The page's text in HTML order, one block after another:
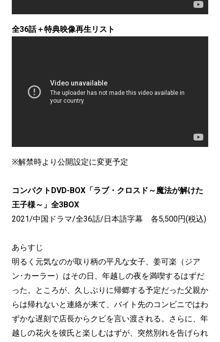
全36話＋特典映像再生リスト
※解禁時より公開設定に変更予定
コンパクトDVD-BOX「ラブ・クロスド～魔法が解けた
王子様～」全3BOX
2021/中国ドラマ/全36話/日本語字幕 各5,500円(税込)
あらすじ
明るく元気なのが取り柄の平凡な女子、姜可楽（ジア
ン･カーラー）はその日、年越しの夜を満喫するはずだ
った。ところが、久しぶりに帰郷する予定だった父親か
らは帰れないと連絡が来て、バイト先のコンビニではわ
ずかな遅刻で店長からクビを言い渡される。さらに、年
越しの花火を彼氏と楽しむはずが、突然別れを告げられ